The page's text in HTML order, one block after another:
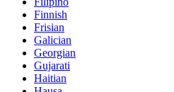
Finnish
Frisian
Galician
Georgian
Gujarati
Haitian